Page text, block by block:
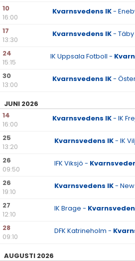
10
16:00
Kvarnsvedens IK-
17
13:30
Kvarnsvedens IK- Täby
24
15:15
IK Uppsala Fotboll -
30
13:00
Kvarnsvedens IK-
JUNI 2026
14
16:00
Kvarnsvedens IK- IK
25
13:20
Kvarnsvedens IK- IK
26
09:50
IFK Viksjö -
26
19:10
Kvarnsvedens IK- New
27
12:10
IK Brage -
28
09:10
DFK Katrineholm -
AUGUSTI 2026